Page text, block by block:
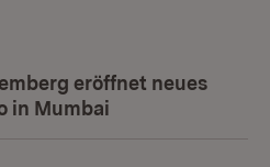
eröffnet neues
in Mumbai